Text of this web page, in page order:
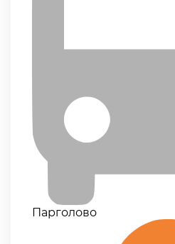
Парголово